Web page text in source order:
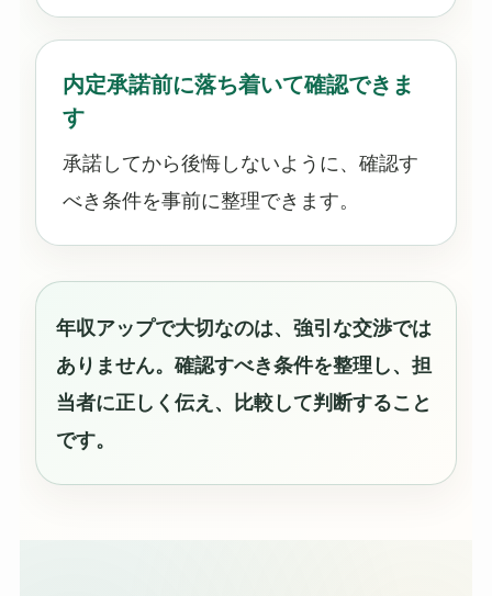
内定承諾前に落ち着いて確認できま
す
承諾してから後悔しないように、確認す
べき条件を事前に整理できます。
年収アップで大切なのは、強引な交渉では
ありません。確認すべき条件を整理し、担
当者に正しく伝え、比較して判断すること
です。